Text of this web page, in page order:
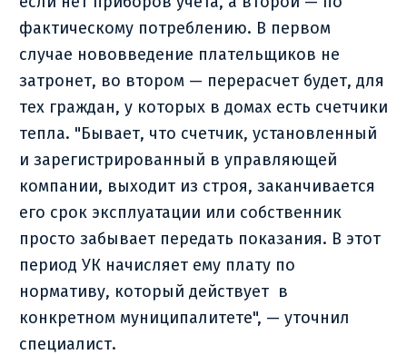
фактическому потреблению. В первом
случае нововведение плательщиков не
затронет, во втором — перерасчет будет, для
тех граждан, у которых в домах есть счетчики
тепла. "Бывает, что счетчик, установленный
и зарегистрированный в управляющей
компании, выходит из строя, заканчивается
его срок эксплуатации или собственник
просто забывает передать показания. В этот
период УК начисляет ему плату по
нормативу, который действует в
конкретном муниципалитете", — уточнил
специалист.